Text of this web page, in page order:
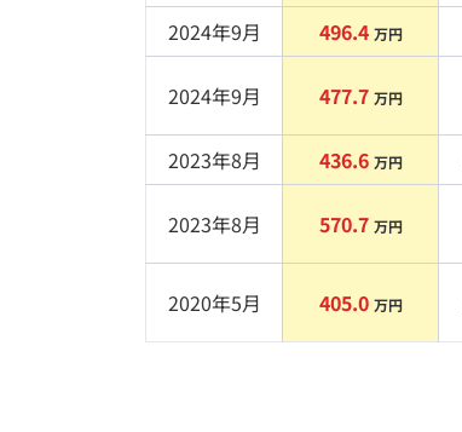
2024年9月 496.4 万円
2024年9月 477.7 万円
2023年8月 436.6 万円
2023年8月 570.7 万円
2020年5月 405.0 万円